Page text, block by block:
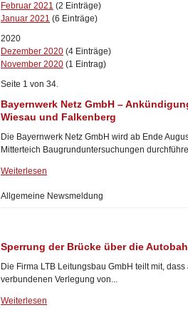
Februar 2021 (2 Einträge)
Januar 2021 (6 Einträge)
2020
Dezember 2020 (4 Einträge)
November 2020 (1 Eintrag)
Seite 1 von 34.
Bayernwerk Netz GmbH –
Wiesau und Falkenberg
Die Bayernwerk Netz GmbH wird ab Ende
Mitterteich Baugrunduntersuchungen
Weiterlesen
Allgemeine Newsmeldung
Sperrung der Brücke über die
Die Firma LTB Leitungsbau GmbH teilt mit,
verbundenen Verlegung von...
Weiterlesen